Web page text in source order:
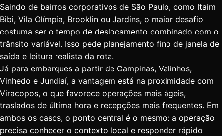
Saindo de bairros corporativos de São Paulo, como Itaim
Bibi, Vila Olímpia, Brooklin ou Jardins, o maior desafio
costuma ser o tempo de deslocamento combinado com o
trânsito variável. Isso pede planejamento fino de janela de
saída e leitura realista da rota.
Já para embarques a partir de Campinas, Valinhos,
Vinhedo e Jundiaí, a vantagem está na proximidade com
Viracopos, o que favorece operações mais ágeis,
traslados de última hora e recepções mais frequentes. Em
ambos os casos, o ponto central é o mesmo: a operação
precisa conhecer o contexto local e responder rápido